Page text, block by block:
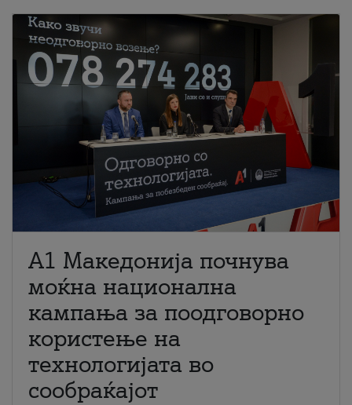
A1 Македонија почнува
моќна национална
кампања за поодговорно
користење на
технологијата во
сообраќајот